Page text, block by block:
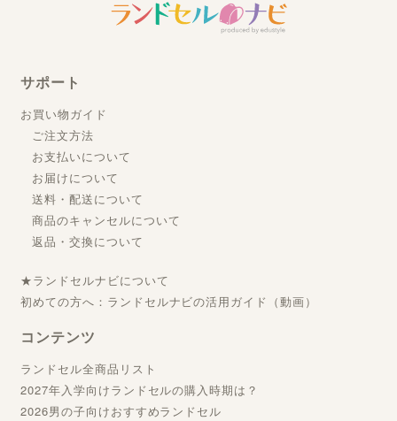
サポート
お買い物ガイド
ご注文方法
お支払いについて
お届けについて
送料・配送について
商品のキャンセルについて
返品・交換について
★ランドセルナビについて
初めての方へ：ランドセルナビの活用ガイド（動画）
コンテンツ
ランドセル全商品リスト
2027年入学向けランドセルの購入時期は？
2026男の子向けおすすめランドセル